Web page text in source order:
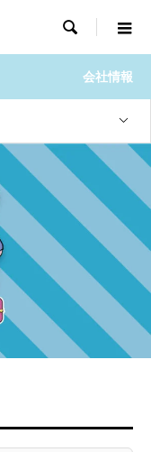

会社情報